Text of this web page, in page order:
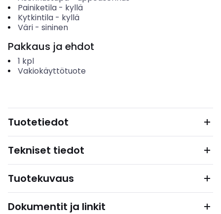
Painiketila- kyllä
Kytkintila- kyllä
Väri- sininen
Pakkaus ja ehdot
1 kpl
Vakiokäyttötuote
Tuotetiedot
Tekniset tiedot
Tuotekuvaus
Dokumentit ja linkit